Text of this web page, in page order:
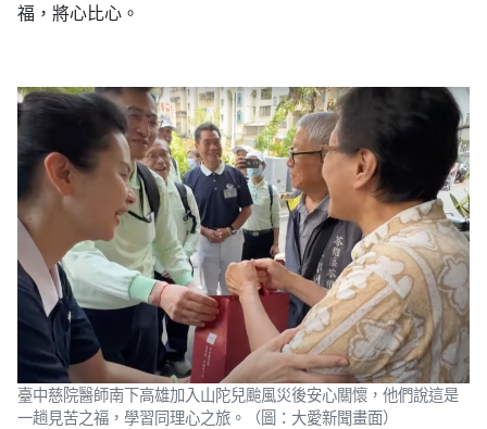
福，將心比心。
臺中慈院醫師南下高雄加入山陀兒颱風災後安心關懷，他們說這是
一趟見苦之福，學習同理心之旅。（圖：大愛新聞畫面）